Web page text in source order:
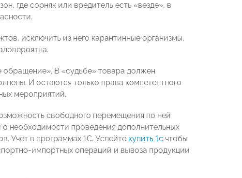
где сорняк или вредитель есть «везде», в
исключить из него карантинные организмы,
обращение». В «судьбе» товара должен
И остаются только права компетентного
мероприятий.
свободного перемещения по ней
необходимости проведения дополнительных
Учет в программах 1С. Успейте купить 1с чтобы
импортных операций и вывоза продукции